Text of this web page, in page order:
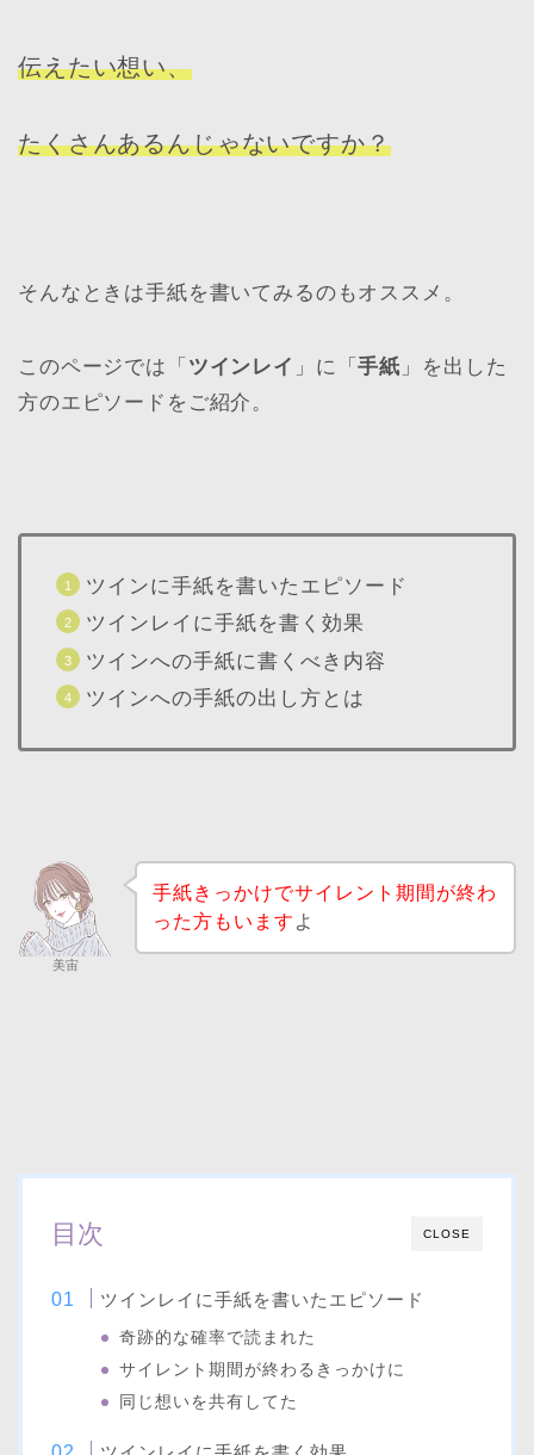
伝えたい想い、
たくさんあるんじゃないですか？
そんなときは手紙を書いてみるのもオススメ。
このページでは「 ツインレイ 」に「手紙 」を出した
方のエピソードをご紹介。
ツインに手紙を書いたエピソード
ツインレイに手紙を書く効果
ツインへの手紙に書くべき内容
ツインへの手紙の出し方とは
美宙
手紙きっかけでサイレント期間が終わ
った方もいます よ
CLOSE
目次
ツインレイに手紙を書いたエピソード
奇跡的な確率で読まれた
サイレント期間が終わるきっかけに
同じ想いを共有してた